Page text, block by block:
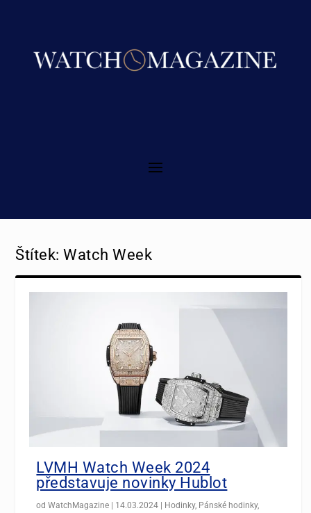
Štítek:Watch Week
LVMH Watch Week 2024
představuje novinky Hublot
odWatchMagazine | 14.03.2024 | Hodinky, Pánské hodinky,